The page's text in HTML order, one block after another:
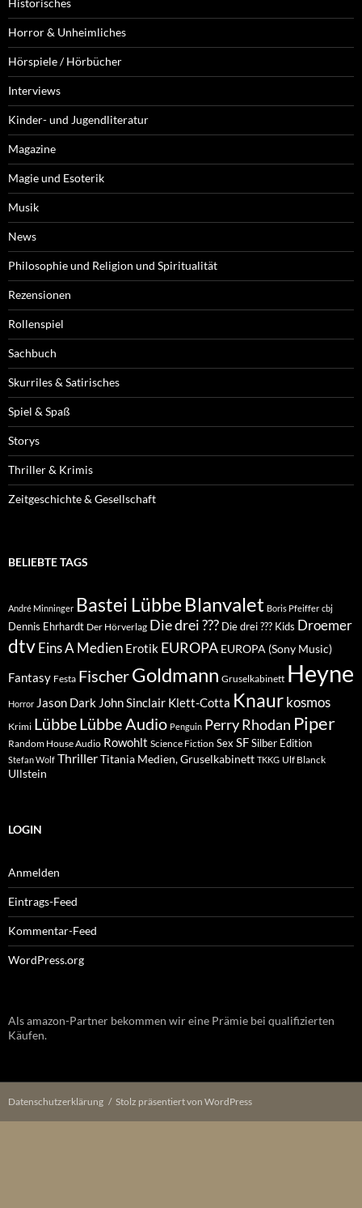
Horror & Unheimliches
Hörspiele / Hörbücher
Interviews
Kinder- und Jugendliteratur
Magazine
Magie und Esoterik
Musik
News
Philosophie und Religion und Spiritualität
Rezensionen
Rollenspiel
Sachbuch
Skurriles & Satirisches
Spiel & Spaß
Storys
Thriller & Krimis
Zeitgeschichte & Gesellschaft
BELIEBTE TAGS
André Minninger Bastei Lübbe Blanvalet Boris Pfeiffer cbj
Dennis Ehrhardt Der Hörverlag Die drei ??? Die drei ??? Kids Droemer
dtvEins A Medien Erotik EUROPA EUROPA (Sony Music)
Fantasy Festa FischerGoldmann Gruselkabinett Heyne
Horror Jason Dark John Sinclair Klett-Cotta Knaur kosmos
Krimi LübbeLübbe Audio Penguin Perry Rhodan Piper
Random House Audio Rowohlt Science Fiction Sex SFSilber Edition
Stefan Wolf ThrillerTitania Medien, Gruselkabinett TKKG Ulf Blanck
Ullstein
LOGIN
Anmelden
Eintrags-Feed
Kommentar-Feed
WordPress.org
Als amazon-Partner bekommen wir eine Prämie bei qualifizierten
Käufen.
Datenschutzerklärung Stolz präsentiert von WordPress